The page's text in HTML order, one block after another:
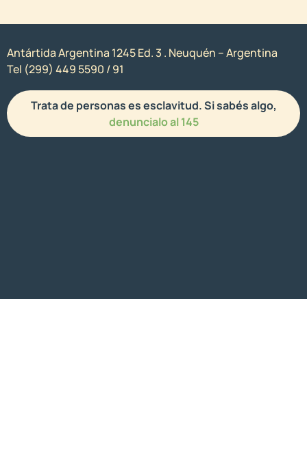
Antártida Argentina 1245 Ed. 3 . Neuquén – Argentina
Tel (299) 449 5590 / 91
Trata de personas es esclavitud. Si sabés algo,
denuncialo al 145